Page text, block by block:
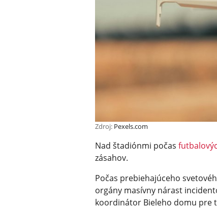
Zdroj: Pexels.com
Nad štadiónmi počas
zásahov.
Počas prebiehajúceho
orgány masívny nárast
koordinátor Bieleho domu pre